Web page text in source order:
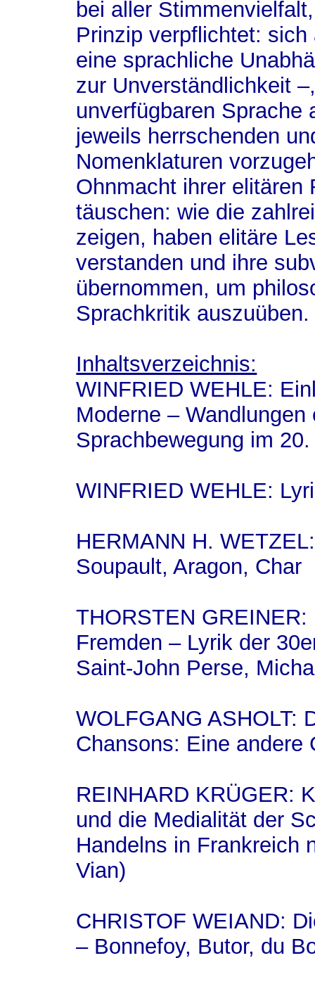
bei aller
Prinzip verpflichtet:
eine sprachliche
zur Unverständlichkeit
unverfügbaren Sprache
jeweils herrschenden
Nomenklaturen
Ohnmacht ihrer elitären
täuschen: wie die
zeigen, haben elitäre
verstanden und ihre
übernommen, um
Sprachkritik auszuüben.
Inhaltsverzeichnis:
WINFRIED WEHLE:
Moderne –
Sprachbewegung im
WINFRIED WEHLE:
HERMANN H.
Soupault, Aragon, Char
THORSTEN
Fremden – Lyrik der
Saint-John Perse,
WOLFGANG ASHOLT:
Chansons: Eine andere
REINHARD KRÜGER:
und die Medialität der
Handelns in Frankreich
Vian)
CHRISTOF WEIAND:
– Bonnefoy, Butor, du